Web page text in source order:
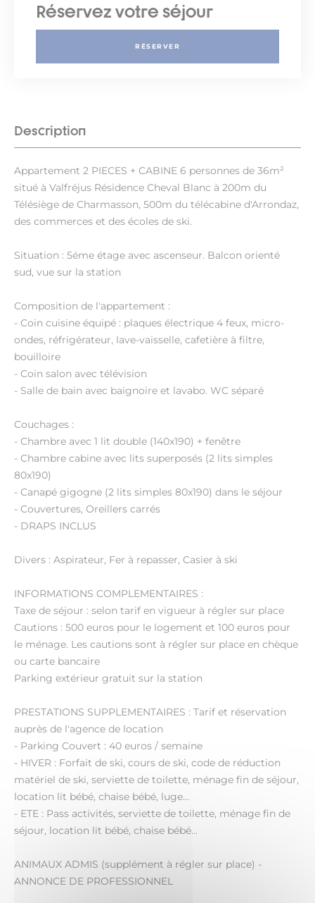
Description
Appartement 2 PIECES + CABINE 6 personnes de 36m²
situé à Valfréjus Résidence Cheval Blanc à 200m du
Télésiège de Charmasson, 500m du télécabine d'Arrondaz,
des commerces et des écoles de ski.
Situation : 5éme étage avec ascenseur. Balcon orienté
sud, vue sur la station
Composition de l'appartement :
- Coin cuisine équipé : plaques électrique 4 feux, micro-
ondes, réfrigérateur, lave-vaisselle, cafetière à filtre,
bouilloire
- Coin salon avec télévision
- Salle de bain avec baignoire et lavabo. WC séparé
Couchages :
- Chambre avec 1 lit double (140x190) + fenêtre
- Chambre cabine avec lits superposés (2 lits simples
80x190)
- Canapé gigogne (2 lits simples 80x190) dans le séjour
- Couvertures, Oreillers carrés
- DRAPS INCLUS
Divers : Aspirateur, Fer à repasser, Casier à ski
INFORMATIONS COMPLEMENTAIRES :
Taxe de séjour : selon tarif en vigueur à régler sur place
Cautions : 500 euros pour le logement et 100 euros pour
le ménage. Les cautions sont à régler sur place en chèque
ou carte bancaire
Parking extérieur gratuit sur la station
PRESTATIONS SUPPLEMENTAIRES : Tarif et réservation
auprès de l'agence de location
- Parking Couvert : 40 euros / semaine
- HIVER : Forfait de ski, cours de ski, code de réduction
matériel de ski, serviette de toilette, ménage fin de séjour,
location lit bébé, chaise bébé, luge...
- ETE : Pass activités, serviette de toilette, ménage fin de
séjour, location lit bébé, chaise bébé...
ANIMAUX ADMIS (supplément à régler sur place) -
ANNONCE DE PROFESSIONNEL
Réservez votre séjour
RÉSERVER